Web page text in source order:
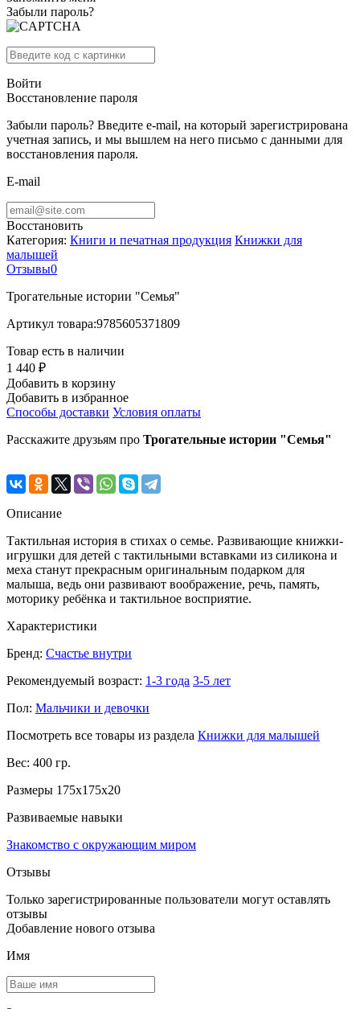
Забыли пароль?
Войти
Восстановление пароля
Забыли пароль? Введите e-mail, на который зарегистрирована
учетная запись, и мы вышлем на него письмо с данными для
восстановления пароля.
E-mail
Восстановить
Категория: Книги и печатная продукция Книжки для
малышей
Отзывы0
Трогательные истории "Семья"
Артикул товара:9785605371809
Товар есть в наличии
1 440 ₽
Добавить в корзину
Добавить в избранное
Способы доставки Условия оплаты
Расскажите друзьям про Трогательные истории "Семья"
Описание
Тактильная история в стихах о семье. Развивающие книжки-
игрушки для детей с тактильными вставками из силикона и
меха станут прекрасным оригинальным подарком для
малыша, ведь они развивают воображение, речь, память,
моторику ребёнка и тактильное восприятие.
Характеристики
Бренд: Счастье внутри
Рекомендуемый возраст: 1-3 года 3-5 лет
Пол: Мальчики и девочки
Посмотреть все товары из раздела Книжки для малышей
Вес: 400 гр.
Размеры 175x175x20
Развиваемые навыки
Знакомство с окружающим миром
Отзывы
Только зарегистрированные пользователи могут оставлять
отзывы
Добавление нового отзыва
Имя